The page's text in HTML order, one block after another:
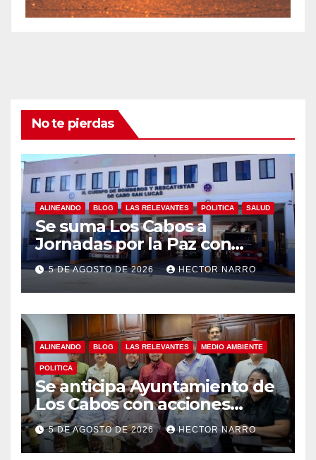
No te pierdas
ALINEANDO BLOG LAS RELEVANTES POLITICA SALUD
Se suma Los Cabos a
Jornadas por la Paz con
capacitación en primeros
auxilios para jóvenes
5 DE AGOSTO DE 2026 HECTOR NARRO
ALINEANDO BLOG LAS RELEVANTES MEDIO AMBIENTE
POLITICA
Se anticipa Ayuntamiento de
Los Cabos con acciones
preventivas ante lluvias en el
centro histórico
5 DE AGOSTO DE 2026 HECTOR NARRO